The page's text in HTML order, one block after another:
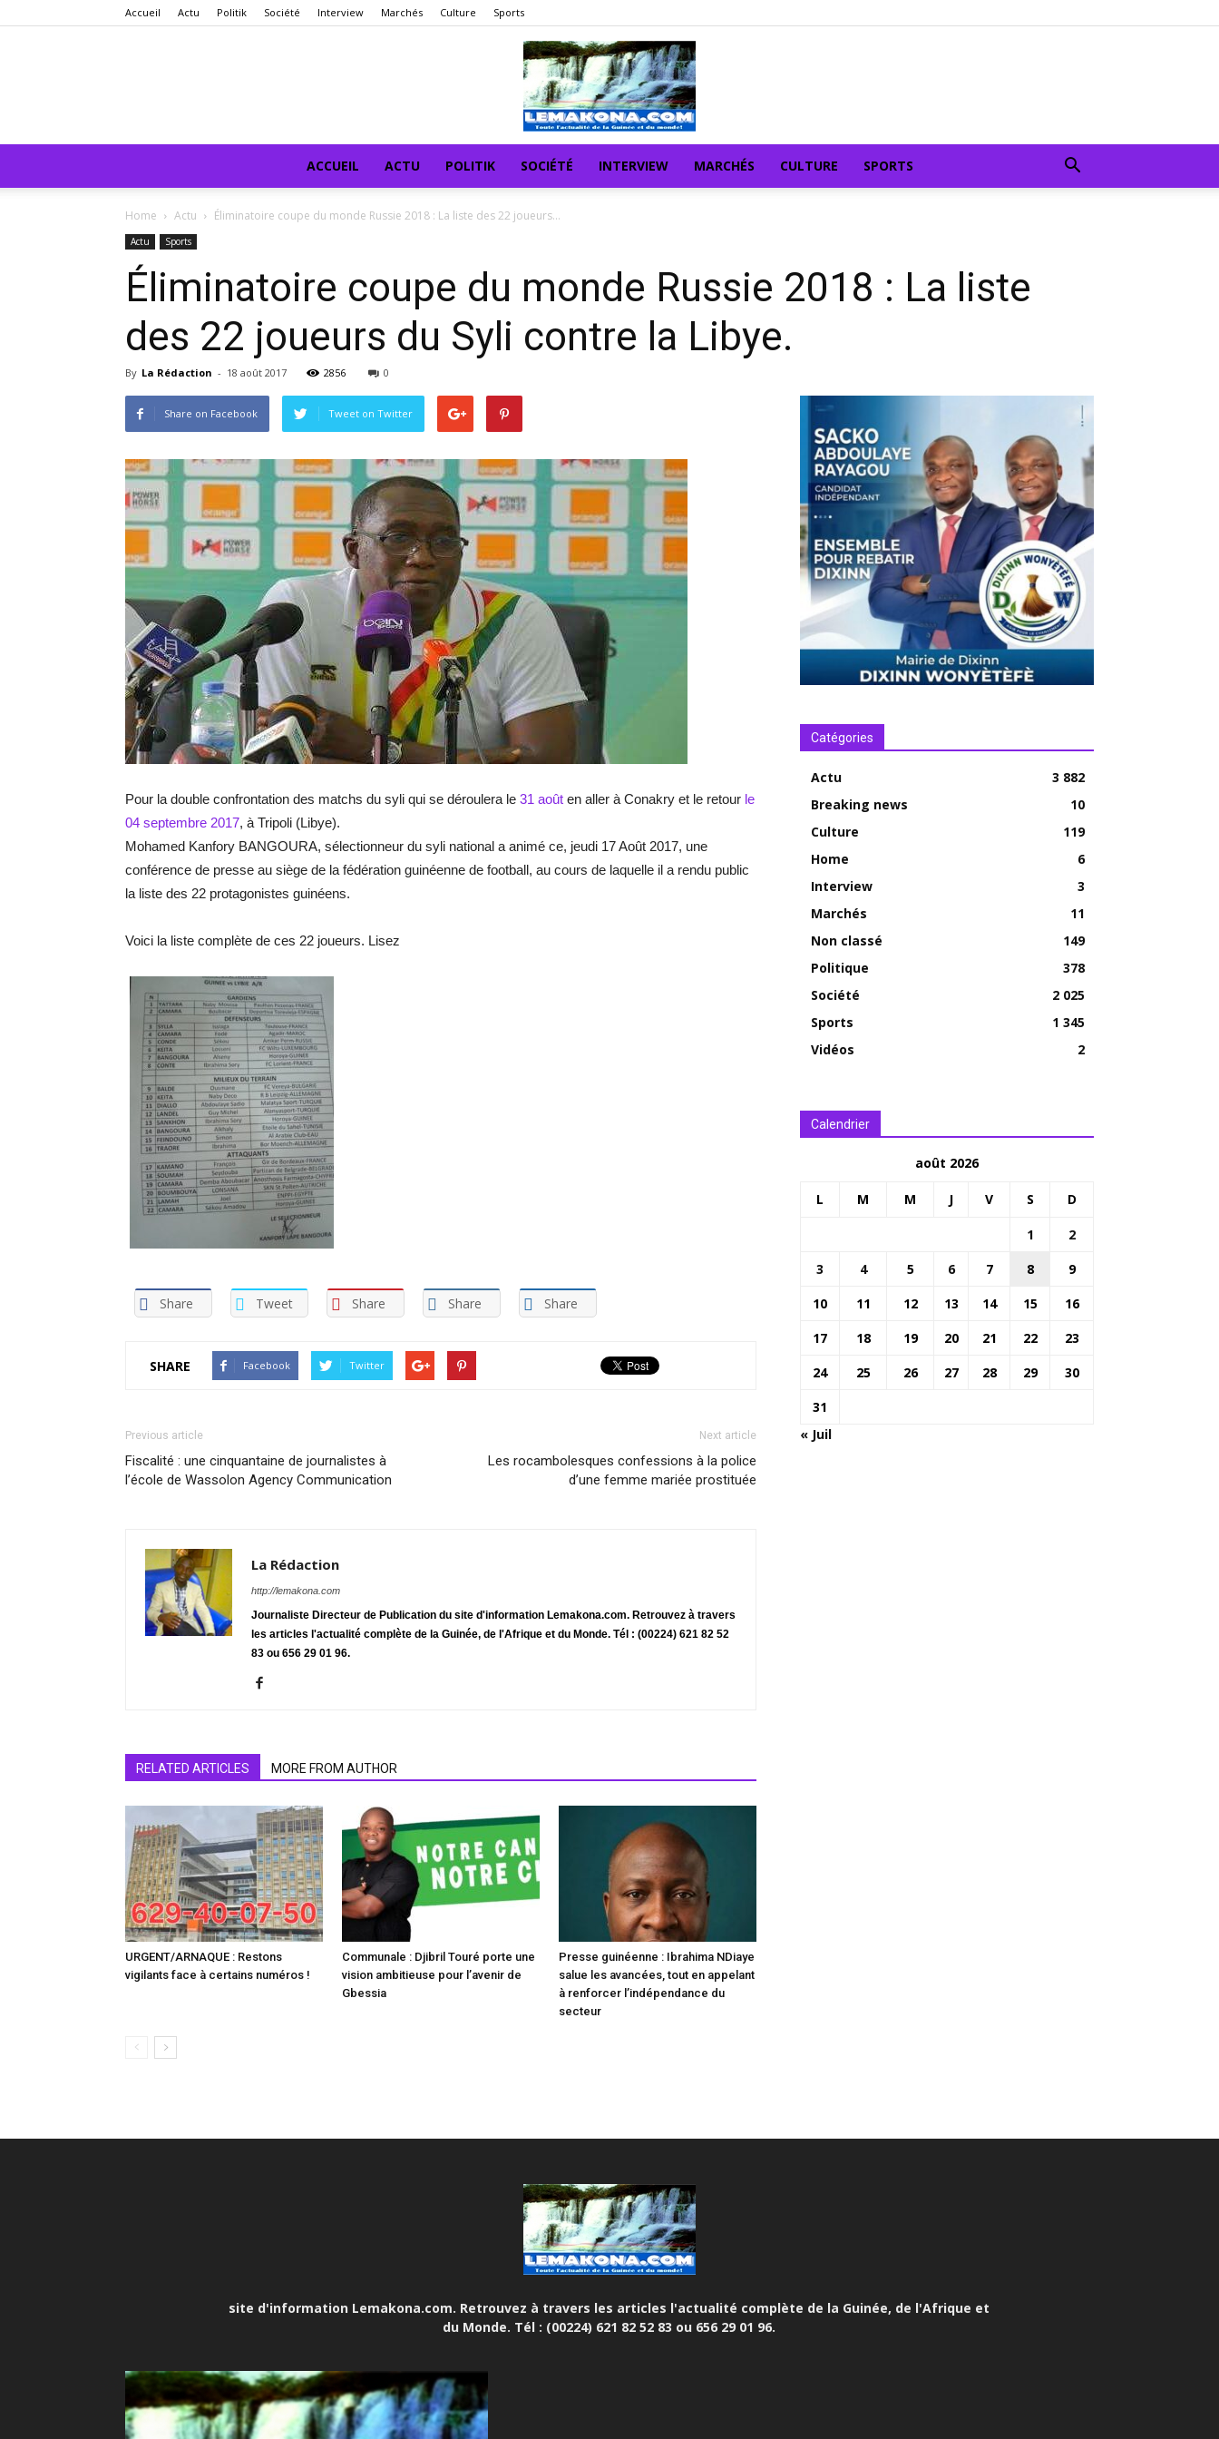
Accueil Actu Politik Société Interview Marchés Culture Sports
ACCUEIL ACTU POLITIK SOCIÉTÉ INTERVIEW MARCHÉS CULTURE SPORTS
Home Actu Éliminatoire coupe du monde Russie 2018 : La liste des 22 joueurs...
Actu Sports
Éliminatoire coupe du monde Russie 2018 : La liste
des 22 joueurs du Syli contre la Libye.
By La Rédaction - 18 août 2017 2856 0
Share on Facebook Tweet on Twitter
Pour la double confrontation des matchs du syli qui se déroulera le 31 août en aller à Conakry et le retour le
04 septembre 2017, à Tripoli (Libye).
Mohamed Kanfory BANGOURA, sélectionneur du syli national a animé ce, jeudi 17 Août 2017, une
conférence de presse au siège de la fédération guinéenne de football, au cours de laquelle il a rendu public
la liste des 22 protagonistes guinéens.
Voici la liste complète de ces 22 joueurs. Lisez
Share Tweet Share Share Share
SHARE Facebook Twitter
Previous article
Fiscalité : une cinquantaine de journalistes à
l’école de Wassolon Agency Communication
Next article
Les rocambolesques confessions à la police
d’une femme mariée prostituée
La Rédaction
http://lemakona.com
Journaliste Directeur de Publication du site d'information Lemakona.com. Retrouvez à travers
les articles l'actualité complète de la Guinée, de l'Afrique et du Monde. Tél : (00224) 621 82 52
83 ou 656 29 01 96.
RELATED ARTICLES MORE FROM AUTHOR
URGENT/ARNAQUE : Restons
vigilants face à certains numéros !
Communale : Djibril Touré porte une
vision ambitieuse pour l’avenir de
Gbessia
Presse guinéenne : Ibrahima NDiaye
salue les avancées, tout en appelant
à renforcer l’indépendance du
secteur
Catégories
Actu
3 882
Breaking news
10
Culture
119
Home
6
Interview
3
Marchés
11
Non classé
149
Politique
378
Société
2 025
Sports
1 345
Vidéos
2
Calendrier
août 2026
L M M J V S D
1
2
3
4 5 6 7 8
9
10
11 12 13 14 15
16
17
18 19 20 21 22
23
24
25 26 27 28 29
30
31
« Juil
site d'information Lemakona.com. Retrouvez à travers les articles l'actualité complète de la Guinée, de l'Afrique et
du Monde. Tél : (00224) 621 82 52 83 ou 656 29 01 96.